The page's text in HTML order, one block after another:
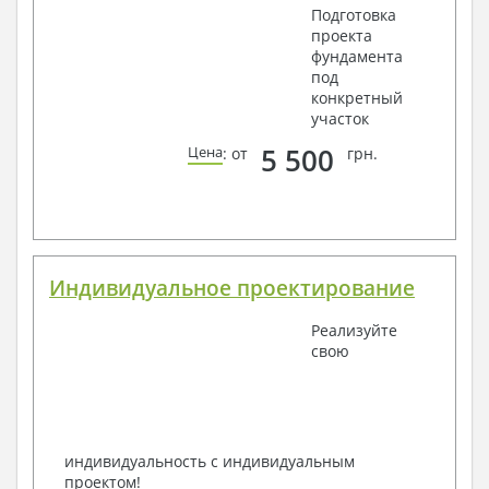
Подготовка
проекта
фундамента
под
конкретный
участок
Цена: от 5 500 грн.
Индивидуальное проектирование
Реализуйте
свою
индивидуальность с индивидуальным
проектом!